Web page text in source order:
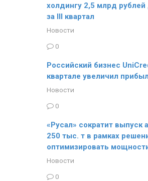
холдингу 2,5 млрд
за III квартал
Новости
0
Российский бизнес
квартале увеличил
Новости
0
«Русал» сократит выпуск
250 тыс. т в рамках
оптимизировать
Новости
0